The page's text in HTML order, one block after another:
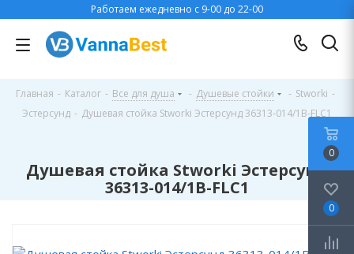
Работаем ежедневно с 9-00 до 22-00
Главная - Каталог - Все для душа - Душевые стойки - Stworki -
Эстерсунд - Душевая стойка Stworki Эстерсунд 36313-014/1B-FLC1
Душевая стойка Stworki Эстерсунд
36313-014/1B-FLC1
0
0